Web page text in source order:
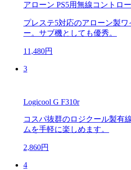
アローン PS5用無線コントロ
プレステ5対応のアローン製
ー。サブ機としても優秀。
11,480円
3
Logicool G F310r
コスパ抜群のロジクール製有
ムを手軽に楽しめます。
2,860円
4